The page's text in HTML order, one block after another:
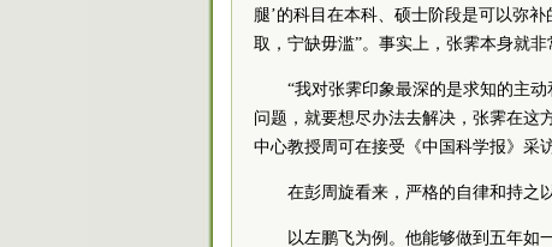
腿’的科目在本科、硕士阶段是可以弥
取，宁缺毋滥”。事实上，张霁本身就非
“我对张霁印象最深的是求知的主
问题，就要想尽办法去解决，张霁在这
中心教授周可在接受《中国科学报》采
在彭周旋看来，严格的自律和持之
以左鹏飞为例。他能够做到五年如